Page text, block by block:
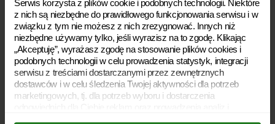
Serwis korzysta z plików cookie i podobnych technologii. Niektóre
z nich są niezbędne do prawidłowego funkcjonowania serwisu i w
związku z tym nie możesz z nich zrezygnować. Innych niż
niezbędne używamy tylko, jeśli wyrazisz na to zgodę. Klikając
„Akceptuję”, wyrażasz zgodę na stosowanie plików cookies i
podobnych technologii w celu prowadzenia statystyk, integracji
serwisu z treściami dostarczanymi przez zewnętrznych
dostawców i w celu śledzenia Twojej aktywności dla potrzeb
marketingowych, tj. dla potrzeb wyboru i dostarczenia
Polityka plików cookies
Archiwum dokumentów
Słownik
Rodzaje pożyczek